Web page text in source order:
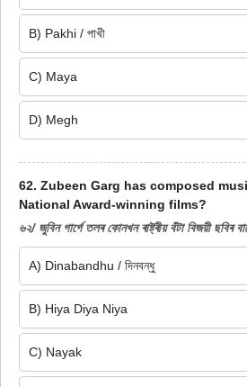
B) Pakhi / পাখী
C) Maya
D) Megh
62. Zubeen Garg has composed
National Award-winning films?
৬২/ জুবিন গাৰ্গে তলৰ কোনখন ৰাষ্ট্ৰীয় বঁটা বিজয়ী ছবিৰ
A) Dinabandhu / দিনবন্ধু
B) Hiya Diya Niya
C) Nayak